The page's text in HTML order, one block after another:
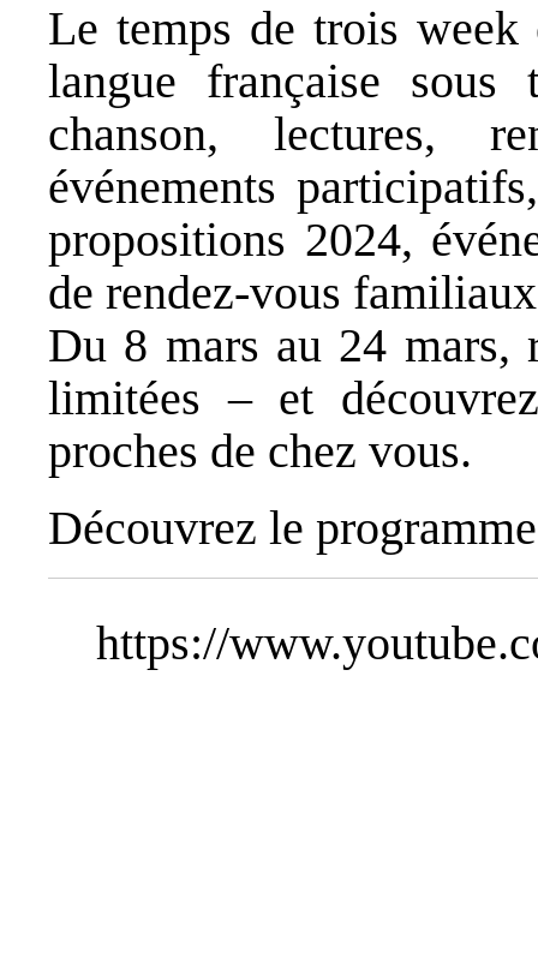
Le temps de trois
langue française
chanson, lectures,
événements
propositions 2024,
de rendez-vous
Du 8 mars au 24 mars,
limitées – et
proches de chez vous.
Découvrez le programme
https://